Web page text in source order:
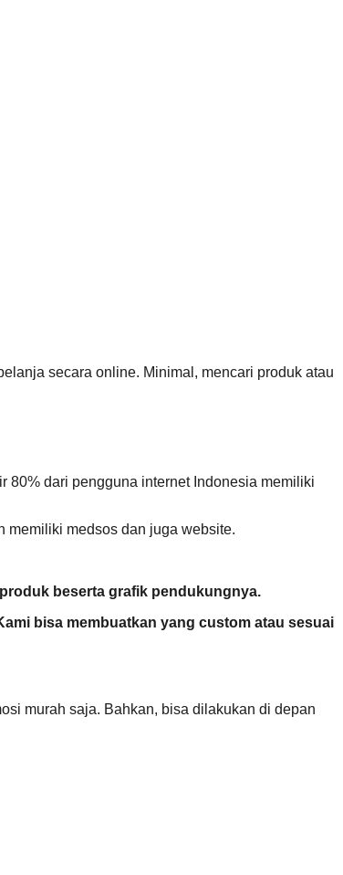
secara online. Minimal, mencari produk atau
80% dari pengguna internet Indonesia memiliki
memiliki medsos dan juga website.
beserta grafik pendukungnya.
bisa membuatkan yang custom atau sesuai
murah saja. Bahkan, bisa dilakukan di depan